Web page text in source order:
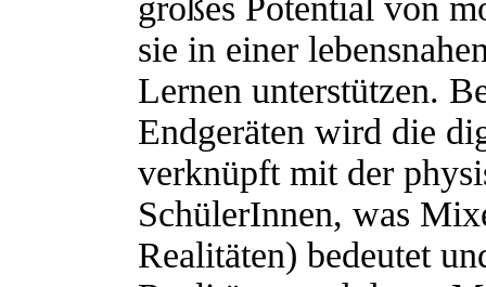
großes Potential von
sie in einer
Lernen unterstützen.
Endgeräten wird die
verknüpft mit der
SchülerInnen, was
Realitäten) bedeutet